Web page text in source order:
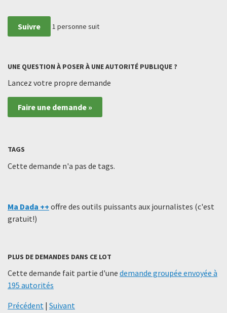
Suivre 1 personne suit
UNE QUESTION À POSER À UNE AUTORITÉ PUBLIQUE ?
Lancez votre propre demande
Faire une demande »
TAGS
Cette demande n'a pas de tags.
Ma Dada ++ offre des outils puissants aux journalistes (c'est
gratuit!)
PLUS DE DEMANDES DANS CE LOT
Cette demande fait partie d'une demande groupée envoyée à
195 autorités
Précédent | Suivant